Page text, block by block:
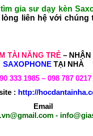
tìm gia sư dạy kèn
lòng liên hệ với chúng
TÀI NĂNG TRẺ – NHẬN
SAXOPHONE TẠI NHÀ
333 1985 – 098 787
: http://
Email
-